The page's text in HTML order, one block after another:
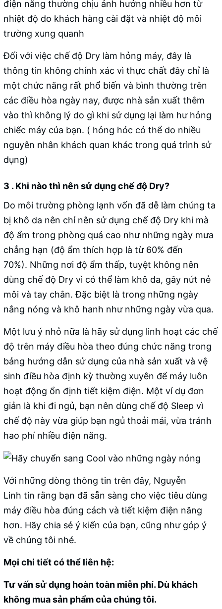
Đối với việc chế độ Dry làm hỏng máy, đây là
thông tin không chính xác vì thực chất đây chỉ là
một chức năng rất phổ biến và bình thường trên
các điều hòa ngày nay, được nhà sản xuất thêm
vào thì không lý do gì khi sử dụng lại làm hư hỏng
chiếc máy của bạn. ( hỏng hóc có thể do nhiều
nguyên nhân khách quan khác trong quá trình sử
dụng)
3 . Khi nào thì nên sử dụng chế độ Dry?
Do môi trường phòng lạnh vốn đã dễ làm chúng ta
bị khô da nên chỉ nên sử dụng chế độ Dry khi mà
độ ẩm trong phòng quá cao như những ngày mưa
chẳng hạn (độ ẩm thích hợp là từ 60% đến
70%). Những nơi độ ẩm thấp, tuyệt không nên
dùng chế độ Dry vì có thể làm khô da, gây nứt nẻ
môi và tay chân. Đặc biệt là trong những ngày
nắng nóng và khô hanh như những ngày vừa qua.
Một lưu ý nhỏ nữa là hãy sử dụng linh hoạt các chế
độ trên máy điều hòa theo đúng chức năng trong
bảng hướng dẫn sử dụng của nhà sản xuất và vệ
sinh điều hòa định kỳ thường xuyên để máy luôn
hoạt động ổn định tiết kiệm điện. Một ví dụ đơn
giản là khi đi ngủ, bạn nên dùng chế độ Sleep vì
chế độ này vừa giúp bạn ngủ thoải mái, vừa tránh
hao phí nhiều điện năng.
Với những dòng thông tin trên đây, Nguyễn
Linh tin rằng bạn đã sẵn sàng cho việc tiêu dùng
máy điều hòa đúng cách và tiết kiệm điện năng
hơn. Hãy chia sẻ ý kiến của bạn, cũng như góp ý
về chúng tôi nhé.
Mọi chi tiết có thể liên hệ:
Tư vấn sử dụng hoàn toàn miễn phí. Dù khách
không mua sản phẩm của chúng tôi.